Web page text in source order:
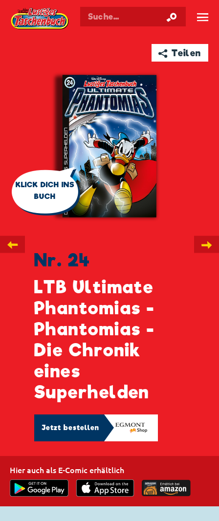
Walt Disneys Taschenbuch ☰
➦ Teilen
←
🗨
KLICK DICH INS
BUCH
Nr. 24
LTB Ultimate
Phantomias -
Phantomias -
Die Chronik
eines
Superhelden
Jetzt bestellen
→
Hier auch als E-Comic erhältlich